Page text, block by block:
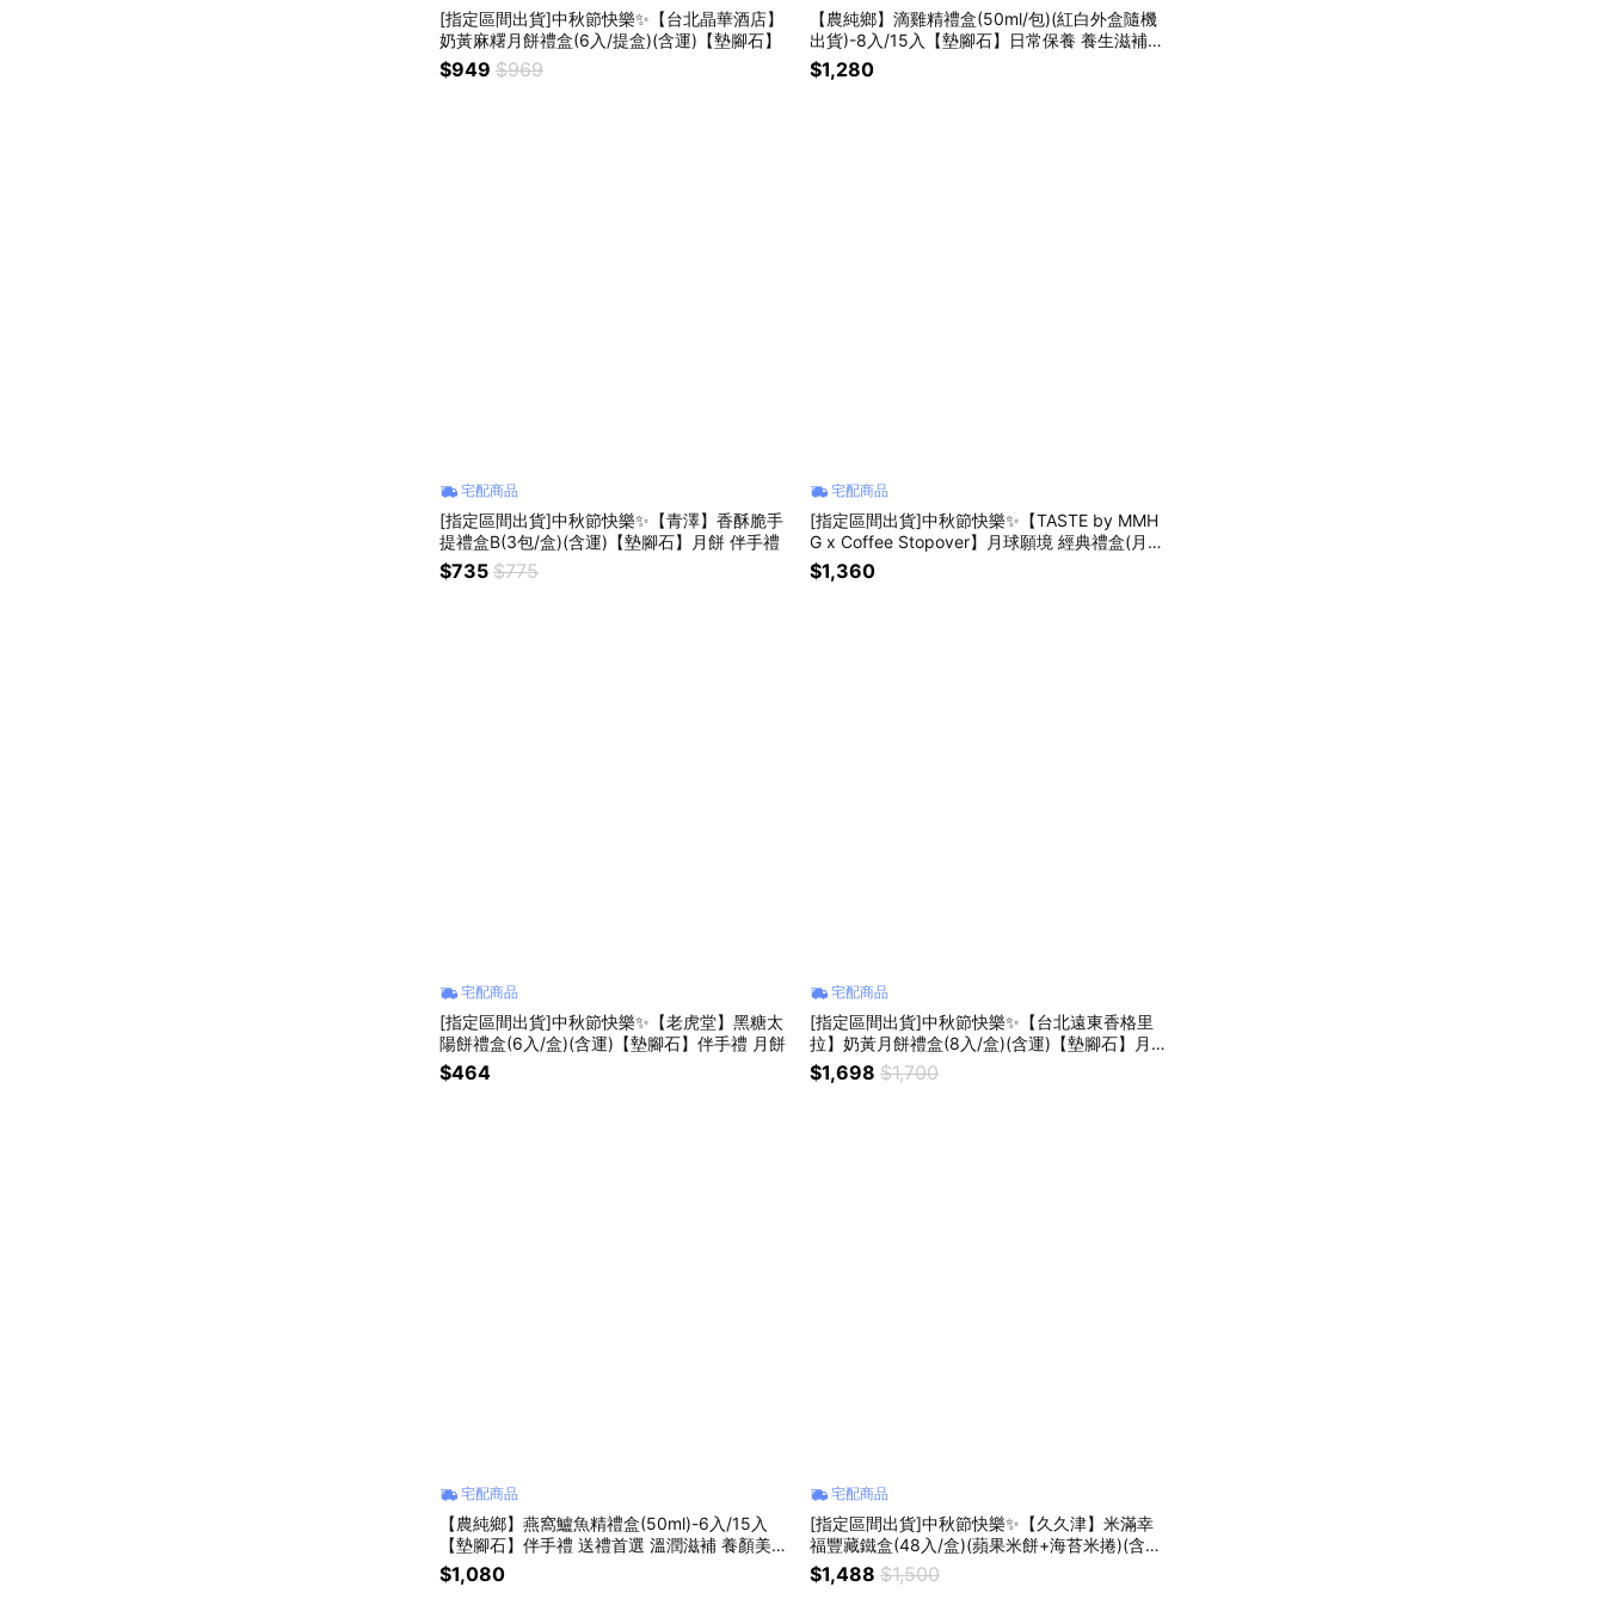
[指定區間出貨]中秋節快樂✨【台北晶華酒店】
奶黃麻糬月餅禮盒(6入/提盒)(含運)【墊腳石】
$949 $969
【農純鄉】滴雞精禮盒(50ml/包)(紅白外盒隨機
出貨)-8入/15入【墊腳石】日常保養 養生滋補
伴手禮
$1,280
宅配商品
[指定區間出貨]中秋節快樂✨【青澤】香酥脆手
提禮盒B(3包/盒)(含運)【墊腳石】月餅 伴手禮
$735 $775
宅配商品
[指定區間出貨]中秋節快樂✨【TASTE by MMH
G x Coffee Stopover】月球願境 經典禮盒(月餅
4入+茶咖啡4入)(附提袋)(含運)【墊腳石】
$1,360
宅配商品
[指定區間出貨]中秋節快樂✨【老虎堂】黑糖太
陽餅禮盒(6入/盒)(含運)【墊腳石】伴手禮 月餅
$464
宅配商品
[指定區間出貨]中秋節快樂✨【台北遠東香格里
拉】奶黃月餅禮盒(8入/盒)(含運)【墊腳石】月
餅 伴手禮
$1,698 $1,700
宅配商品
【農純鄉】燕窩鱸魚精禮盒(50ml)-6入/15入
【墊腳石】伴手禮 送禮首選 溫潤滋補 養顏美容
出貨時間約3~14日工作天(不含例假日) 預購
$1,080
宅配商品
[指定區間出貨]中秋節快樂✨【久久津】米滿幸
福豐藏鐵盒(48入/盒)(蘋果米餅+海苔米捲)(含
運)【墊腳石】伴手禮
$1,488 $1,500